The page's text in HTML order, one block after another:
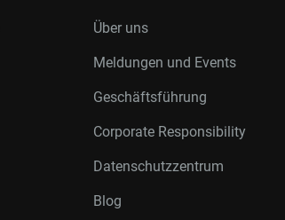
Über uns
Meldungen und Events
Geschäftsführung
Corporate Responsibility
Datenschutzzentrum
Blog